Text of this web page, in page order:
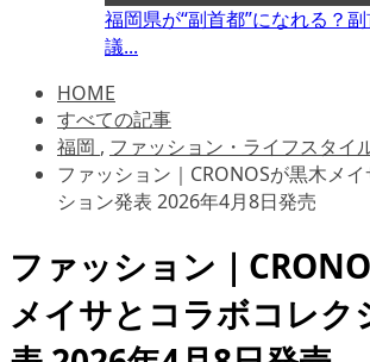
福岡県が“副首都”になれる？副
議...
HOME
すべての記事
福岡 , ファッション・ライフスタイ
ファッション｜CRONOSが黒木メ
ション発表 2026年4月8日発売
ファッション｜
メイサとコラボコレク